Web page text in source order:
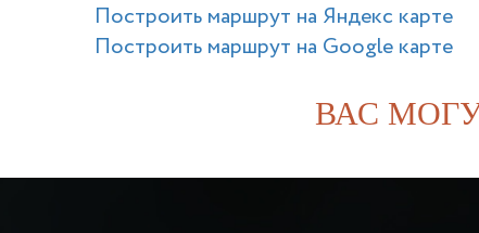
Построить маршрут на Яндекс карте
Построить маршрут на Google карте
ВАС